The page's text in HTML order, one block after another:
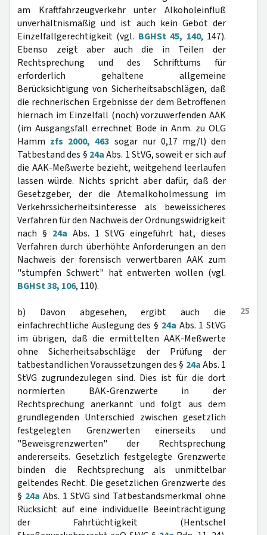
am Kraftfahrzeugverkehr unter Alkoholeinfluß
unverhältnismäßig und ist auch kein Gebot der
Einzelfallgerechtigkeit (vgl. BGHSt 45, 140, 147).
Ebenso zeigt aber auch die in Teilen der
Rechtsprechung und des Schrifttums für
erforderlich gehaltene allgemeine
Berücksichtigung von Sicherheitsabschlägen, daß
die rechnerischen Ergebnisse der dem Betroffenen
hiernach im Einzelfall (noch) vorzuwerfenden AAK
(im Ausgangsfall errechnet Bode in Anm. zu OLG
Hamm zfs 2000, 463 sogar nur 0,17 mg/l) den
Tatbestand des § 24aAbs. 1 StVG, soweit er sich auf
die AAK-Meßwerte bezieht, weitgehend leerlaufen
lassen würde. Nichts spricht aber dafür, daß der
Gesetzgeber, der die Atemalkoholmessung im
Verkehrssicherheitsinteresse als beweissicheres
Verfahren für den Nachweis der Ordnungswidrigkeit
nach § 24a Abs. 1 StVG eingeführt hat, dieses
Verfahren durch überhöhte Anforderungen an den
Nachweis der forensisch verwertbaren AAK zum
"stumpfen Schwert" hat entwerten wollen (vgl.
BGHSt 38, 106, 110).
25
b) Davon abgesehen, ergibt auch die
einfachrechtliche Auslegung des § 24a Abs. 1 StVG
im übrigen, daß die ermittelten AAK-Meßwerte
ohne Sicherheitsabschläge der Prüfung der
tatbestandlichen Voraussetzungen des § 24aAbs. 1
StVG zugrundezulegen sind. Dies ist für die dort
normierten BAK-Grenzwerte in der
Rechtsprechung anerkannt und folgt aus dem
grundlegenden Unterschied zwischen gesetzlich
festgelegten Grenzwerten einerseits und
"Beweisgrenzwerten" der Rechtsprechung
andererseits. Gesetzlich festgelegte Grenzwerte
binden die Rechtsprechung als unmittelbar
geltendes Recht. Die gesetzlichen Grenzwerte des
§ 24a Abs. 1 StVG sind Tatbestandsmerkmal ohne
Rücksicht auf eine individuelle Beeinträchtigung
der Fahrtüchtigkeit (Hentschel